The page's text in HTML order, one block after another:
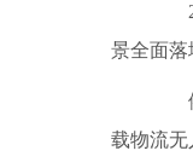
景全面落
依
载物流